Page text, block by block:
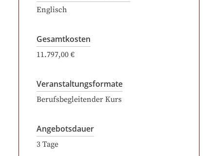
Englisch
Gesamtkosten
11.797,00 €
Veranstaltungsformate
Berufsbegleitender Kurs
Angebotsdauer
3 Tage